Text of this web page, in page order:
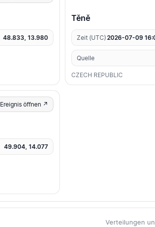
48.833, 13.980
Těně
Zeit (UTC) 2026-07-09
Quelle
CZECH REPUBLIC
Ereignis öffnen ↗
49.904, 14.077
Verteilungen